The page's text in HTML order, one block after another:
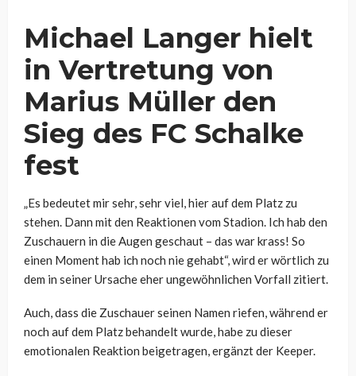
Michael Langer hielt
in Vertretung von
Marius Müller den
Sieg des FC Schalke
fest
„Es bedeutet mir sehr, sehr viel, hier auf dem Platz zu
stehen. Dann mit den Reaktionen vom Stadion. Ich hab den
Zuschauern in die Augen geschaut – das war krass! So
einen Moment hab ich noch nie gehabt“, wird er wörtlich zu
dem in seiner Ursache eher ungewöhnlichen Vorfall zitiert.
Auch, dass die Zuschauer seinen Namen riefen, während er
noch auf dem Platz behandelt wurde, habe zu dieser
emotionalen Reaktion beigetragen, ergänzt der Keeper.